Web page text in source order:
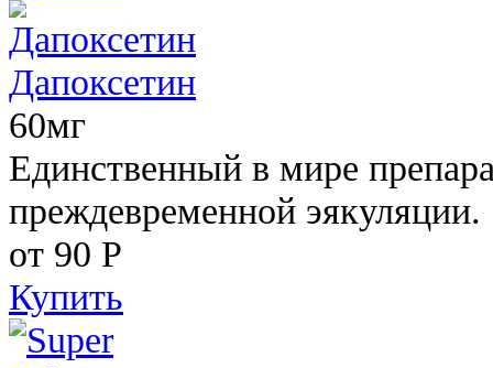
Дапоксетин
60мг
Единственный в мире
преждевременной эякуляции.
от 90 Р
Купить